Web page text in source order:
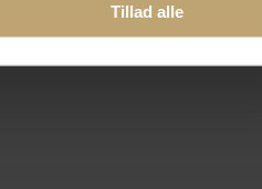
Tillad alle
indstillinger